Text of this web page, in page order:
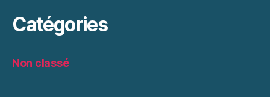
Catégories
Non classé